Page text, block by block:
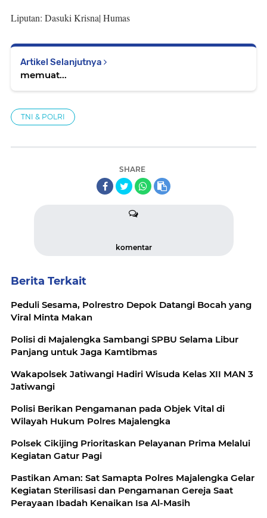
Liputan: Dasuki Krisna| Humas
Artikel Selanjutnya
memuat...
TNI & POLRI
SHARE
komentar
Berita Terkait
Peduli Sesama, Polrestro Depok Datangi Bocah yang
Viral Minta Makan
Polisi di Majalengka Sambangi SPBU Selama Libur
Panjang untuk Jaga Kamtibmas
Wakapolsek Jatiwangi Hadiri Wisuda Kelas XII MAN 3
Jatiwangi
Polisi Berikan Pengamanan pada Objek Vital di
Wilayah Hukum Polres Majalengka
Polsek Cikijing Prioritaskan Pelayanan Prima Melalui
Kegiatan Gatur Pagi
Pastikan Aman: Sat Samapta Polres Majalengka Gelar
Kegiatan Sterilisasi dan Pengamanan Gereja Saat
Perayaan Ibadah Kenaikan Isa Al-Masih